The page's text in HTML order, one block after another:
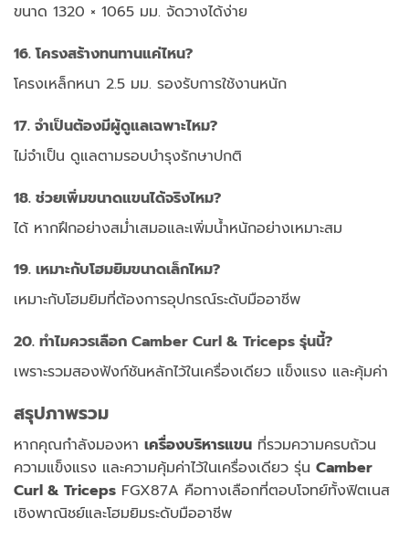
ขนาด 1320 × 1065 มม. จัดวางได้ง่าย
16. โครงสร้างทนทานแค่ไหน?
โครงเหล็กหนา 2.5 มม. รองรับการใช้งานหนัก
17. จำเป็นต้องมีผู้ดูแลเฉพาะไหม?
ไม่จำเป็น ดูแลตามรอบบำรุงรักษาปกติ
18. ช่วยเพิ่มขนาดแขนได้จริงไหม?
ได้ หากฝึกอย่างสม่ำเสมอและเพิ่มน้ำหนักอย่างเหมาะสม
19. เหมาะกับโฮมยิมขนาดเล็กไหม?
เหมาะกับโฮมยิมที่ต้องการอุปกรณ์ระดับมืออาชีพ
20. ทำไมควรเลือก Camber Curl & Triceps รุ่นนี้?
เพราะรวมสองฟังก์ชันหลักไว้ในเครื่องเดียว แข็งแรง และคุ้มค่า
สรุปภาพรวม
หากคุณกำลังมองหา เครื่องบริหารแขน ที่รวมความครบถ้วน
ความแข็งแรง และความคุ้มค่าไว้ในเครื่องเดียว รุ่น Camber
Curl & Triceps FGX87A คือทางเลือกที่ตอบโจทย์ทั้งฟิตเนส
เชิงพาณิชย์และโฮมยิมระดับมืออาชีพ